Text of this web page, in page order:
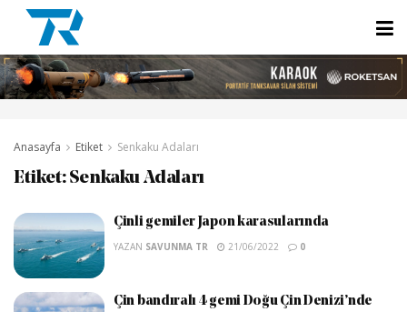
Anasayfa Etiket Senkaku Adaları
Etiket: Senkaku Adaları
Çinli gemiler Japon karasularında
YAZAN SAVUNMA TR 21/06/2022 0
Çin bandıralı 4 gemi Doğu Çin Denizi’nde